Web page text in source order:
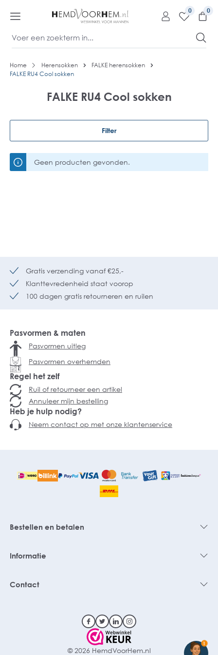
0
Home Herensokken
FALKE herensokken
FALKE RU4 Cool sokken
FALKE RU4 Cool sokken
Filter
Geen producten gevonden.
Gratis verzending vanaf €25,-
Klanttevredenheid staat voorop
100 dagen gratis retourneren en ruilen
Pasvormen & maten
Pasvormen uitleg
Pasvormen overhemden
Regel het zelf
Ruil of retourneer een artikel
Annuleer mijn bestelling
Heb je hulp nodig?
Neem contact op met onze klantenservice
Bestellen en betalen
Informatie
Contact
© 2026 HemdVoorHem.nl
1